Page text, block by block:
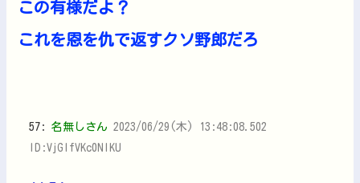
この有様だよ？
これを恩を仇で返すクソ野郎だろ
57: 名無しさん 2023/06/29(木) 13:48:08.502
ID:VjGIfVKc0NIKU